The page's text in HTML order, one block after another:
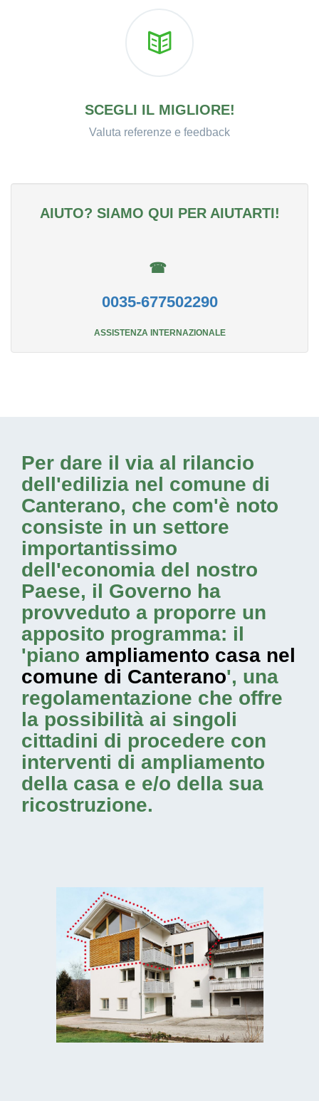
SCEGLI IL MIGLIORE!
Valuta referenze e feedback
AIUTO? SIAMO QUI PER AIUTARTI!
☎
0035-677502290
ASSISTENZA INTERNAZIONALE
Per dare il via al rilancio
dell'edilizia nel comune di
Canterano, che com'è noto
consiste in un settore
importantissimo
dell'economia del nostro
Paese, il Governo ha
provveduto a proporre un
apposito programma: il
'piano ampliamento casa nel
comune di Canterano', una
regolamentazione che offre
la possibilità ai singoli
cittadini di procedere con
interventi di ampliamento
della casa e e/o della sua
ricostruzione.